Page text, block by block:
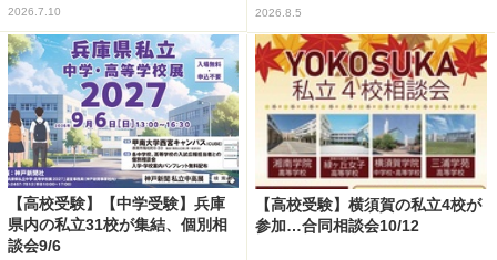
2026.7.10 2026.8.5
【高校受験】【中学受験】兵庫
県内の私立31校が集結、個別相
談会9/6
【高校受験】横須賀の私立4校が
参加…合同相談会10/12